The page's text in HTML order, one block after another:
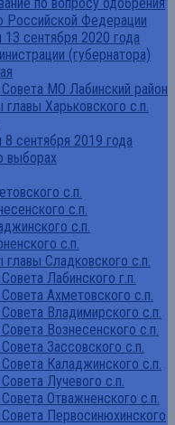
Российской Федерации
сентября 2020 года
(губернатора)
МО Лабинский район
Харьковского с.п.
сентября 2019 года
выборах
с.п.
с.п.
с.п.
с.п.
Сладковского с.п.
Лабинского г.п.
Ахметовского с.п.
Владимирского с.п.
Вознесенского с.п.
Зассовского с.п.
Каладжинского с.п.
Лучевого с.п.
Отважненского с.п.
Первосинюхинского